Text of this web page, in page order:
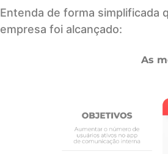
Entenda de forma simplificada
empresa foi alcançado:
As